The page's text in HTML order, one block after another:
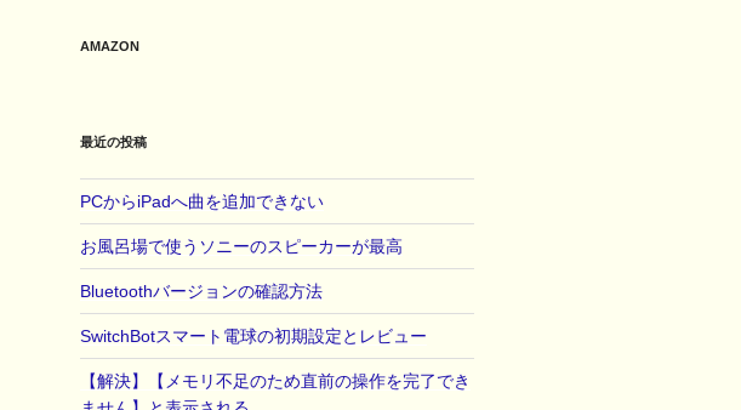
AMAZON
最近の投稿
PCからiPadへ曲を追加できない
お風呂場で使うソニーのスピーカーが最高
Bluetoothバージョンの確認方法
SwitchBotスマート電球の初期設定とレビュー
【解決】【メモリ不足のため直前の操作を完了でき